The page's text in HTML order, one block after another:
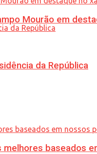
da República
Mourão em
melhores baseados